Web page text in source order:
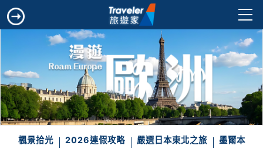
楓景拾光 2026連假攻略 嚴選日本東北之旅
墨爾本